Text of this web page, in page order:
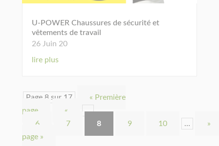
U-POWER Chaussures de sécurité et
vêtements de travail
26 Juin 20
lire plus
Page 8 sur 17
« Première
page
«
…
6
7 8 9 10 …
»
page »